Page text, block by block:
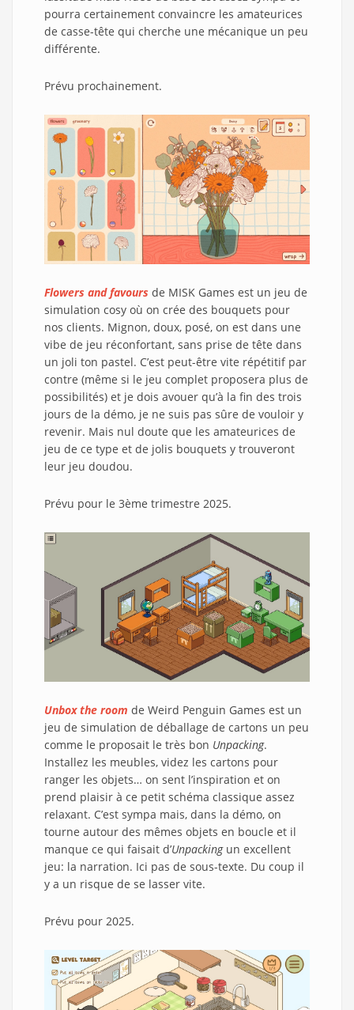
pourra certainement convaincre les amateurices
de casse-tête qui cherche une mécanique un peu
différente.
Prévu prochainement.
Flowers and favours de MISK Games est un jeu de
simulation cosy où on crée des bouquets pour
nos clients. Mignon, doux, posé, on est dans une
vibe de jeu réconfortant, sans prise de tête dans
un joli ton pastel. C’est peut-être vite répétitif par
contre (même si le jeu complet proposera plus de
possibilités) et je dois avouer qu’à la fin des trois
jours de la démo, je ne suis pas sûre de vouloir y
revenir. Mais nul doute que les amateurices de
jeu de ce type et de jolis bouquets y trouveront
leur jeu doudou.
Prévu pour le 3ème trimestre 2025.
Unbox the room de Weird Penguin Games est un
jeu de simulation de déballage de cartons un peu
comme le proposait le très bon Unpacking.
Installez les meubles, videz les cartons pour
ranger les objets… on sent l’inspiration et on
prend plaisir à ce petit schéma classique assez
relaxant. C’est sympa mais, dans la démo, on
tourne autour des mêmes objets en boucle et il
manque ce qui faisait d’Unpacking un excellent
jeu: la narration. Ici pas de sous-texte. Du coup il
y a un risque de se lasser vite.
Prévu pour 2025.